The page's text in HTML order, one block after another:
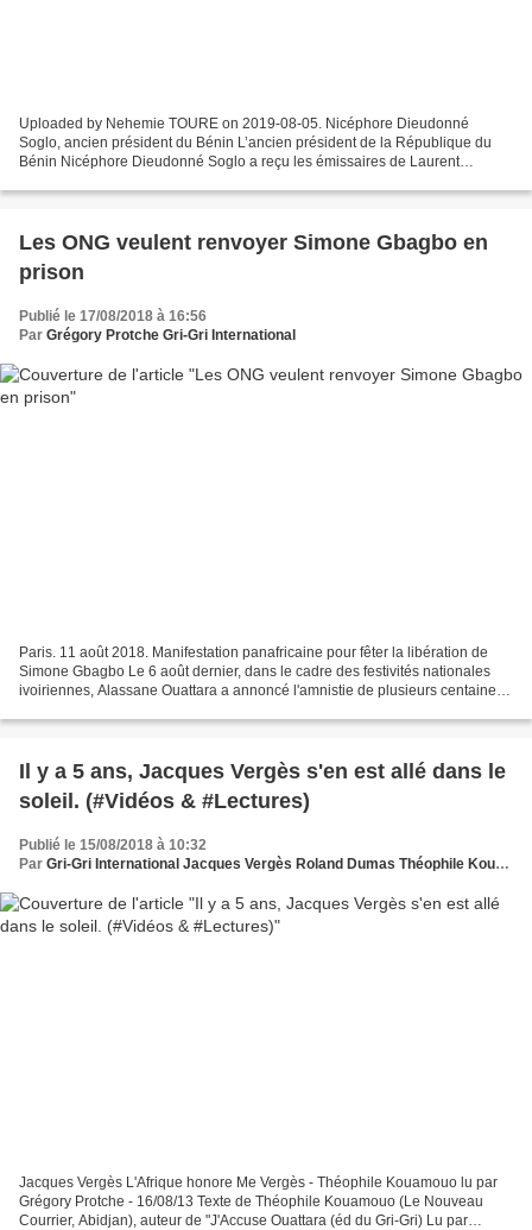
Uploaded by Nehemie TOURE on 2019-08-05. Nicéphore Dieudonné
Soglo, ancien président du Bénin L’ancien président de la République du
Bénin Nicéphore Dieudonné Soglo a reçu les émissaires de Laurent
Les ONG veulent renvoyer Simone Gbagbo en
prison
Publié le 17/08/2018 à 16:56
Par Grégory Protche Gri-Gri International
Paris. 11 août 2018. Manifestation panafricaine pour fêter la libération de
Simone Gbagbo Le 6 août dernier, dans le cadre des festivités nationales
ivoiriennes, Alassane Ouattara a annoncé l'amnistie de plusieurs centaines
Il y a 5 ans, Jacques Vergès s'en est allé dans le
soleil. (#Vidéos & #Lectures)
Publié le 15/08/2018 à 10:32
Par Gri-Gri International Jacques Vergès Roland Dumas Théophile Kouamouo Grégory Protche
Jacques Vergès L'Afrique honore Me Vergès - Théophile Kouamouo lu par
Grégory Protche - 16/08/13 Texte de Théophile Kouamouo (Le Nouveau
Courrier, Abidjan), auteur de "J'Accuse Ouattara (éd du Gri-Gri) Lu par